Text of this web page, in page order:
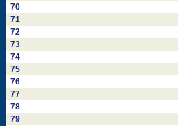
70
71
72
73
74
75
76
77
78
79